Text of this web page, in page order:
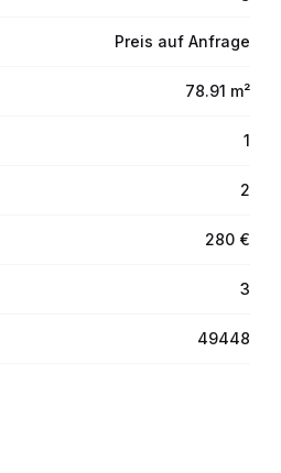
Preis auf Anfrage
78.91 m²
1
2
280 €
3
49448